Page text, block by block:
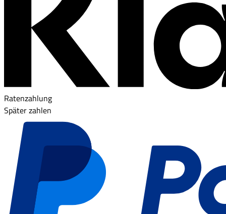
Ratenzahlung
Später zahlen